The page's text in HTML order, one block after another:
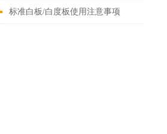
标准白板/白度板使用注意事项